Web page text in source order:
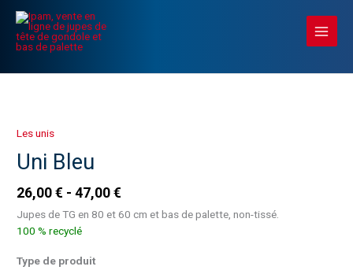
contenu
Main
Menu
Les unis
Uni Bleu
26,00€ 47,00€
Jupes de TG en 80 et 60 cm et bas de palette, non-tissé.
100 % recyclé
Type de produit
Uni